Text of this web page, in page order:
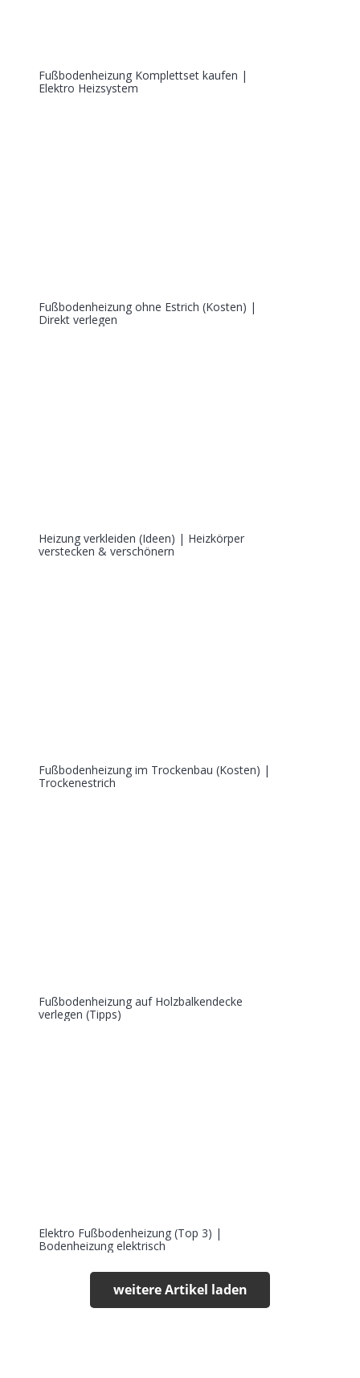
Fußbodenheizung Komplettset kaufen |
Elektro Heizsystem
Fußbodenheizung ohne Estrich (Kosten) |
Direkt verlegen
Heizung verkleiden (Ideen) | Heizkörper
verstecken & verschönern
Fußbodenheizung im Trockenbau (Kosten) |
Trockenestrich
Fußbodenheizung auf Holzbalkendecke
verlegen (Tipps)
Elektro Fußbodenheizung (Top 3) |
Bodenheizung elektrisch
weitere Artikel laden